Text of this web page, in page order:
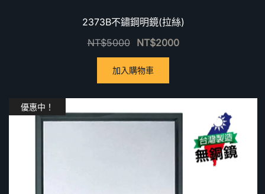
2373B不鏽鋼明鏡(拉絲)
NT$5000 NT$2000
加入購物車
優惠中！